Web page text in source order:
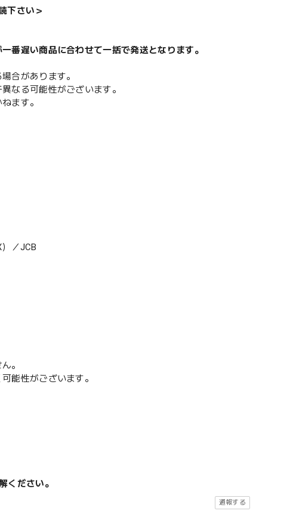
下さい＞
番遅い商品に合わせて一括で発送となります。
合があります。
なる可能性がございます。
ます。
／JCB
。
能性がございます。
ください。
通報する